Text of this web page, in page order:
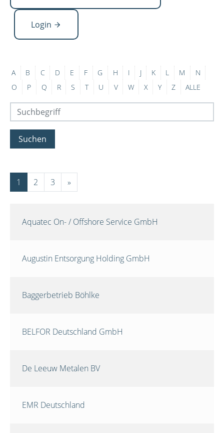
Login
A B C D E F G H I J K L M
N
O
P Q R S T U V W X Y Z ALLE
Suchen
1 2 3 »
Aquatec On- / Offshore Service GmbH
Augustin Entsorgung Holding GmbH
Baggerbetrieb Böhlke
BELFOR Deutschland GmbH
De Leeuw Metalen BV
EMR Deutschland